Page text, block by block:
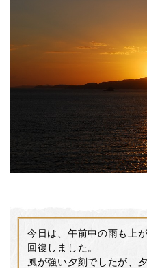
今日は、午前中の雨も上
回復しました。
風が強い夕刻でしたが、